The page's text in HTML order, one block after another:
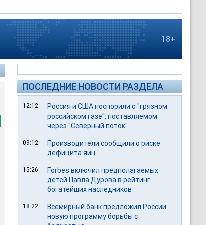
18+
ПОСЛЕДНИЕ НОВОСТИ РАЗДЕЛА
12:12
Россия и США поспорили о "грязном
российском газе", поставляемом
через "Северный поток"
09:12
Производители сообщили о риске
дефицита яиц
15:26
Forbes включил предполагаемых
детей Павла Дурова в рейтинг
богатейших наследников
18:22
Всемирный банк предложил России
новую программу борьбы с